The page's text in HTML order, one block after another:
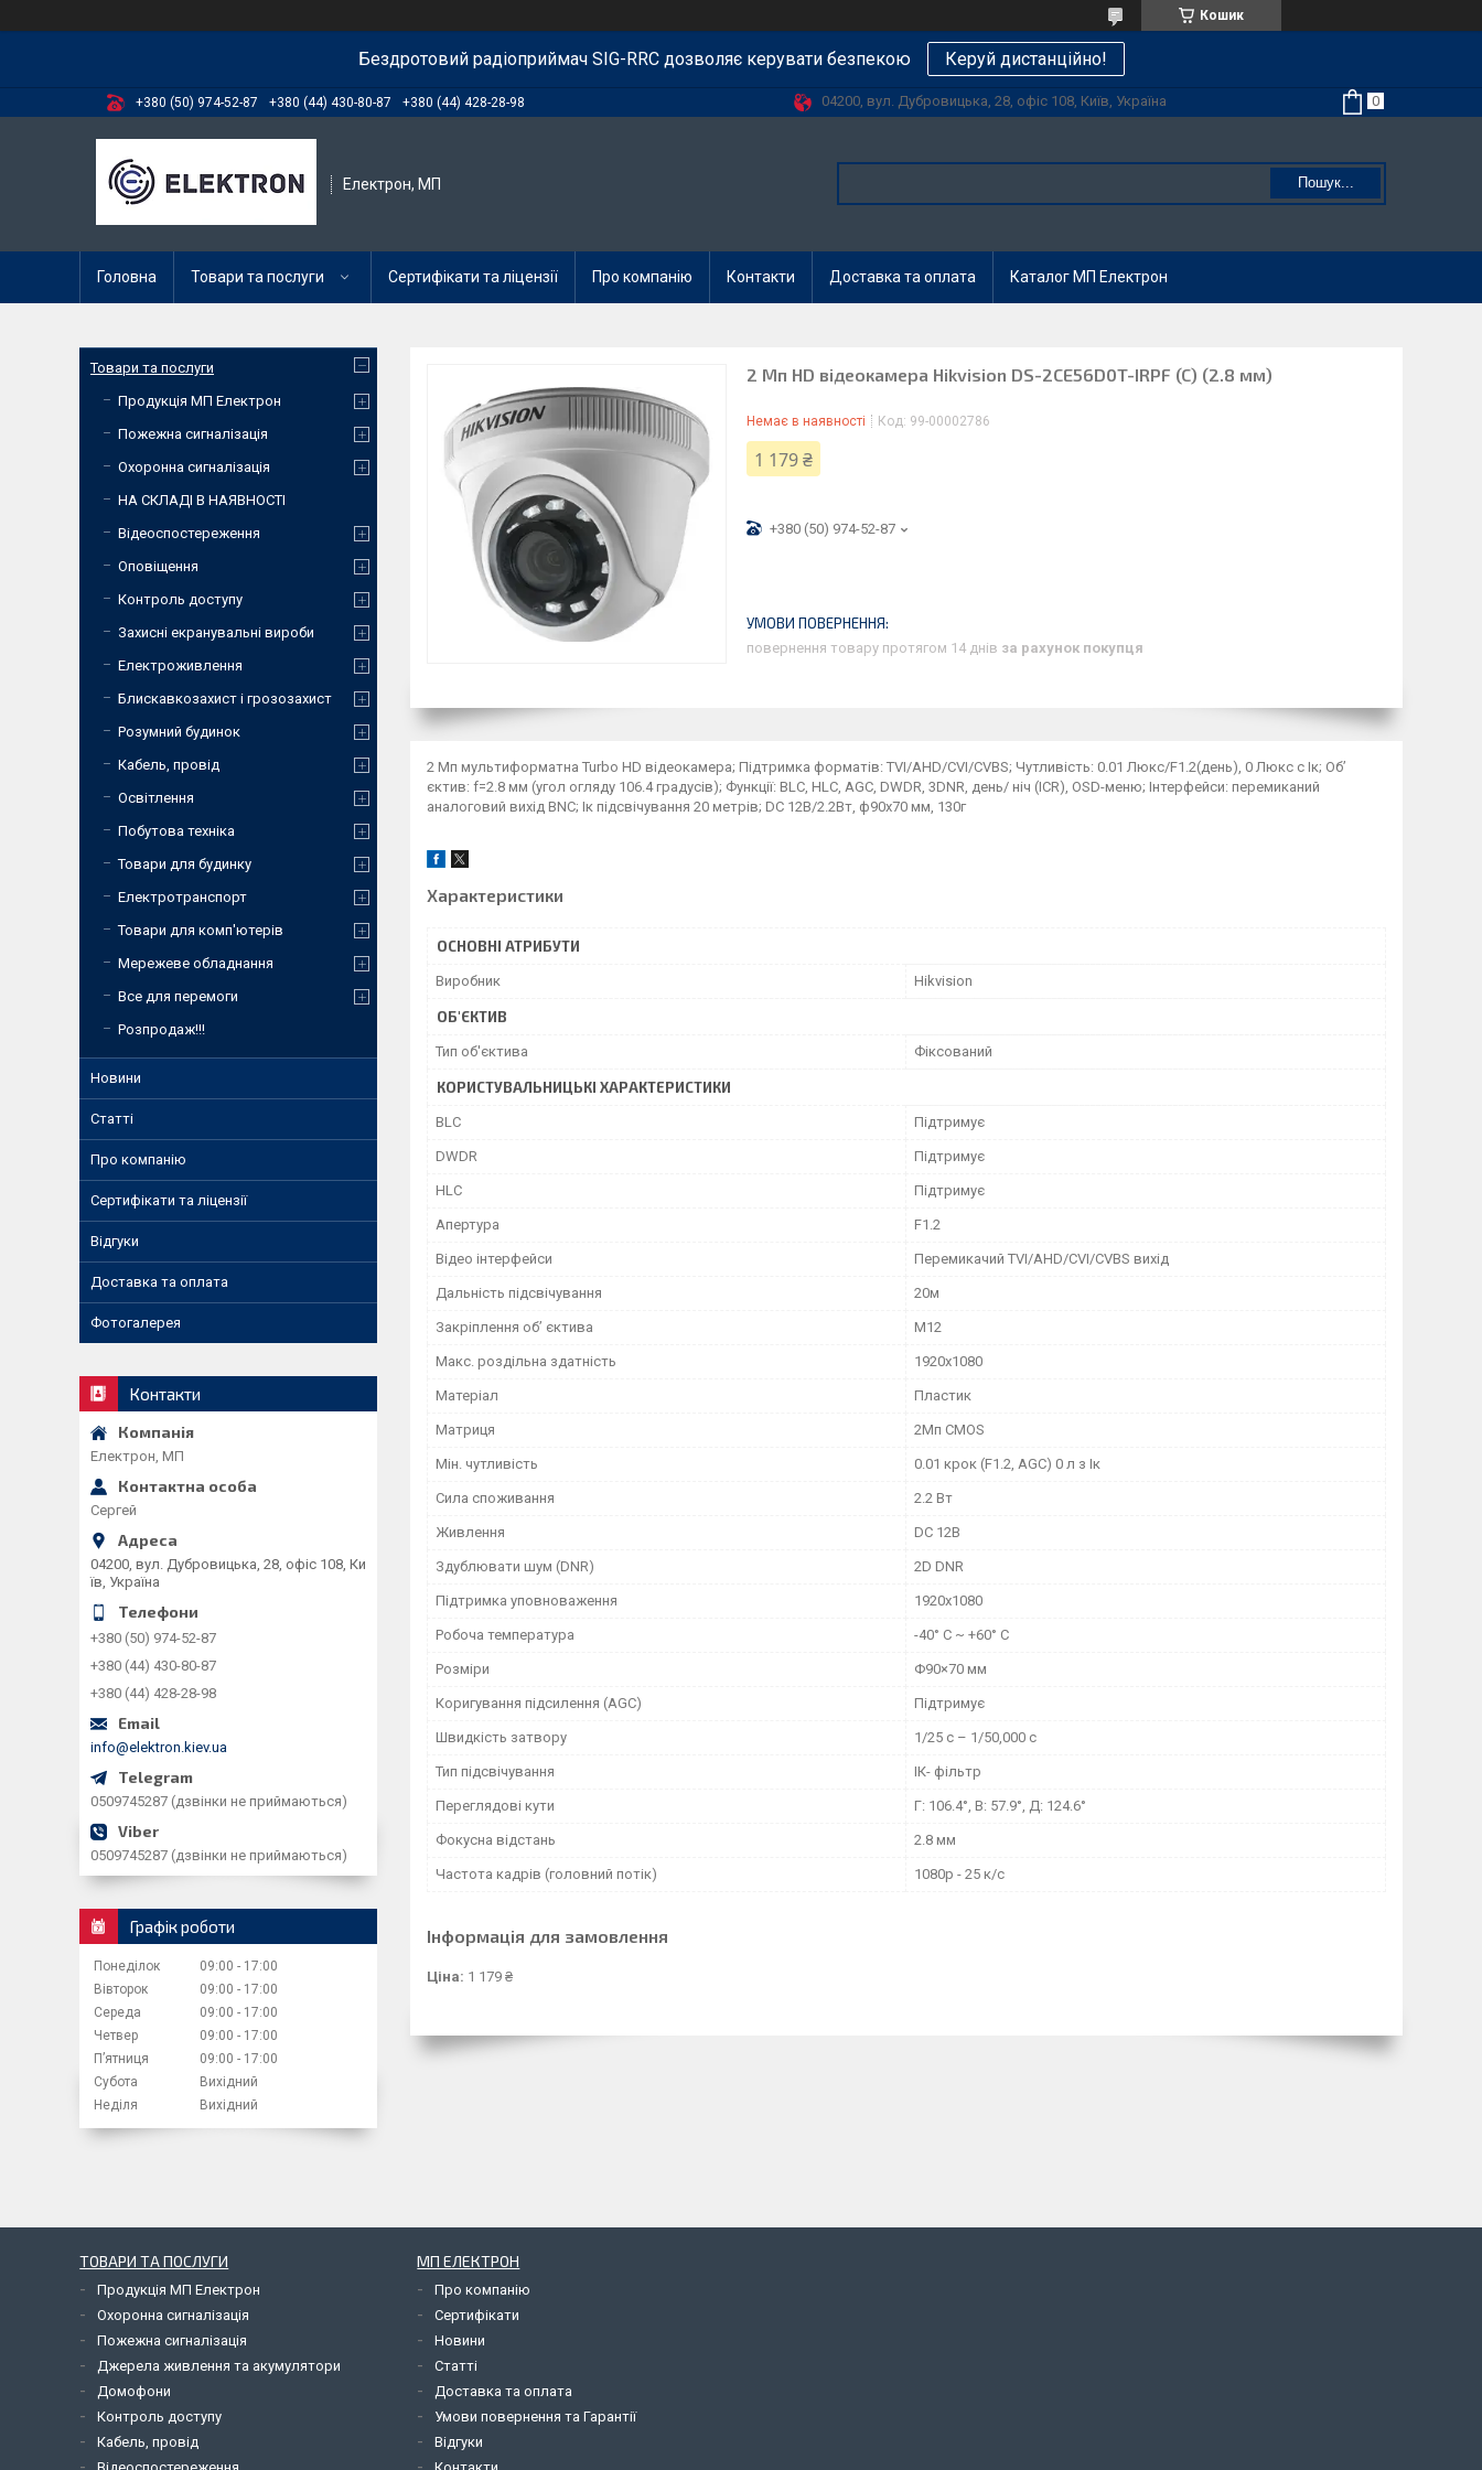
Кошик
Бездротовий радіоприймач SIG-RRC дозволяє керувати безпекою Керуй дистанційно!
+380 (50) 974-52-87 +380 (44) 430-80-87 +380 (44) 428-28-98 04200, вул. Дубровицька, 28, офіс 108, Київ, Україна
Електрон, МП Пошук...
Головна Товари та послуги Сертифікати та ліцензії Про компанію Контакти Доставка та оплата Каталог МП Електрон
2 Мп HD відеокамера Hikvision DS-2CE56D0T-IRPF (C) (2.8 мм)
Немає в наявності Код: 99-00002786
1 179 ₴
+380 (50) 974-52-87
повернення товару протягом 14 днів за рахунок покупця
2 Мп мультиформатна Turbo HD відеокамера; Підтримка форматів: TVI/AHD/CVI/CVBS; Чутливість: 0.01 Люкс/F1.2(день), 0 Люкс c Ік; Об’
єктив: f=2.8 мм (угол огляду 106.4 градусів); Функції: BLC, HLC, AGC, DWDR, 3DNR, день/ ніч (ICR), OSD-меню; Інтерфейси: перемиканий
аналоговий вихід BNC; Ік підсвічування 20 метрів; DC 12В/2.2Вт, ф90х70 мм, 130г
Характеристики
ОСНОВНІ АТРИБУТИ
Виробник Hikvision
ОБ'ЄКТИВ
Тип об'єктива Фіксований
КОРИСТУВАЛЬНИЦЬКІ ХАРАКТЕРИСТИКИ
BLC Підтримує
DWDR Підтримує
HLC Підтримує
Апертура F1.2
Відео інтерфейси Перемикачий TVI/AHD/CVI/CVBS вихід
Дальність підсвічування 20м
Закріплення об’ єктива M12
Макс. роздільна здатність 1920x1080
Матеріал Пластик
Матриця 2Mп CMOS
Мін. чутливість 0.01 крок (F1.2, AGC) 0 л з Ік
Сила споживання 2.2 Вт
Живлення DC 12В
Здублювати шум (DNR) 2D DNR
Підтримка уповноваження 1920x1080
Робоча температура -40° C ~ +60° C
Розміри Φ90×70 мм
Коригування підсилення (AGC) Підтримує
Швидкість затвору 1/25 с – 1/50,000 с
Тип підсвічування ІК- фільтр
Переглядові кути Г: 106.4°, В: 57.9°, Д: 124.6°
Фокусна відстань 2.8 мм
Частота кадрів (головний потік) 1080p - 25 к/с
Інформація для замовлення
Ціна: 1 179 ₴
Товари та послуги
Продукція МП Електрон
Пожежна сигналізація
Охоронна сигналізація
НА СКЛАДІ В НАЯВНОСТІ
Відеоспостереження
Оповіщення
Контроль доступу
Захисні екранувальні вироби
Електроживлення
Блискавкозахист і грозозахист
Розумний будинок
Кабель, провід
Освітлення
Побутова техніка
Товари для будинку
Електротранспорт
Товари для комп'ютерів
Мережеве обладнання
Все для перемоги
Розпродаж!!!
Новини
Статті
Про компанію
Сертифікати та ліцензії
Відгуки
Доставка та оплата
Фотогалерея
Контакти
Електрон, МП
Сергей
04200, вул. Дубровицька, 28, офіс 108, Ки
їв, Україна
+380 (50) 974-52-87
+380 (44) 430-80-87
+380 (44) 428-28-98
info@elektron.kiev.ua
0509745287 (дзвінки не приймаються)
0509745287 (дзвінки не приймаються)
Графік роботи
Понеділок 09:00
17:00
Вівторок
09:00
17:00
Середа
09:00
17:00
Четвер
09:00
17:00
Пʼятниця
09:00
17:00
Субота
Вихідний
Неділя
Вихідний
ТОВАРИ ТА ПОСЛУГИ
Продукція МП Електрон
Охоронна сигналізація
Пожежна сигналізація
Джерела живлення та акумулятори
Домофони
Контроль доступу
Кабель, провід
МП ЕЛЕКТРОН
Про компанію
Сертифікати
Новини
Статті
Доставка та оплата
Умови повернення та Гарантії
Відгуки